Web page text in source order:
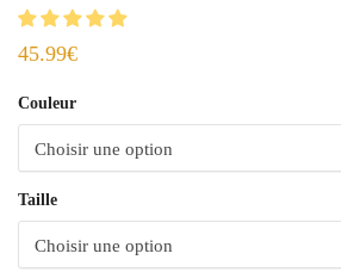
45.99€
Couleur
Taille